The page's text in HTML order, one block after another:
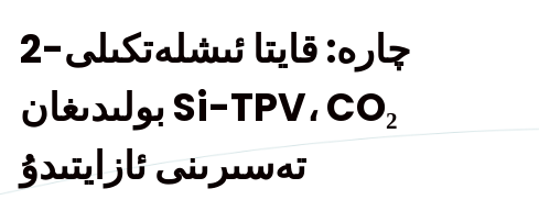
2-چارە: قايتا ئىشلەتكىلى
بولىدىغان Si-TPV، CO₂
تەسىرىنى ئازايتىدۇ